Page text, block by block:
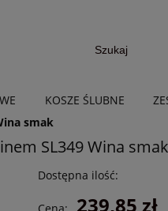
KOSZE ŚLUBNE
smak
SL349 Wina smak
Dostępna ilość:
239,85 zł